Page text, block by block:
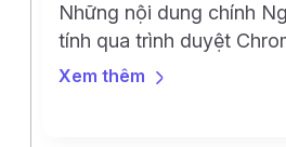
Những nội dung chính
tính qua trình duyệt
điện thoại, để đảm bảo
Xem thêm